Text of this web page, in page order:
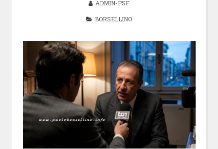
ADMIN-PSF
BORSELLINO